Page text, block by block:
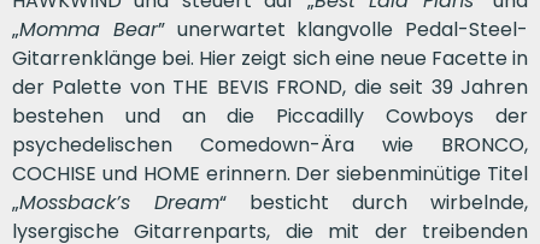
„Momma Bear” unerwartet klangvolle Pedal-Steel-
Gitarrenklänge bei. Hier zeigt sich eine neue Facette in
der Palette von THE BEVIS FROND, die seit 39 Jahren
bestehen und an die Piccadilly Cowboys der
psychedelischen Comedown-Ära wie BRONCO,
COCHISE und HOME erinnern. Der siebenminütige Titel
„Mossback’s Dream“ besticht durch wirbelnde,
lysergische Gitarrenparts, die mit der treibenden